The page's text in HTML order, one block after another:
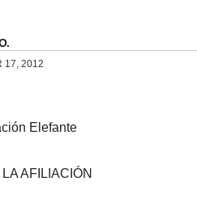
17, 2012
Elefante
AFILIACIÓN